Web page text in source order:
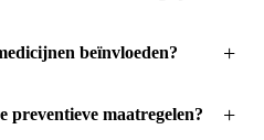
beïnvloeden?
preventieve maatregelen?